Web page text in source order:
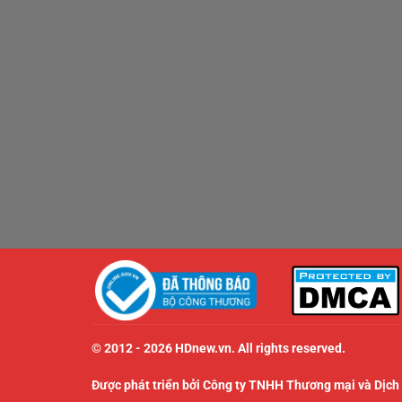
© 2012 - 2026 HDnew.vn. All rights reserved.
Được phát triển bởi Công ty TNHH Thương mại và Dịch